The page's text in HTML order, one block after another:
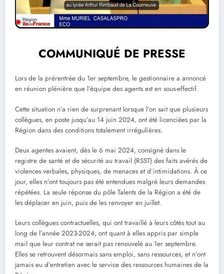
COMMUNIQUÉ DE PRESSE
Lors de la prérentrée du 1er septembre, le gestionnaire a annoncé
en réunion plénière que l’équipe des agents est en sous-effectif.
Cette situation n’a rien de surprenant lorsque l’on sait que plusieurs
collègues, en poste jusqu’au 14 juin 2024, ont été licenciées par la
Région dans des conditions totalement irrégulières.
Deux agentes avaient, dès le 6 mai 2024, consigné dans le
registre de santé et de sécurité au travail (RSST) des faits avérés de
violences verbales, physiques, de menaces et d’intimidations. À ce
jour, elles n’ont toujours pas été entendues malgré leurs demandes
répétées. La seule réponse du pôle Talents de la Région a été de
les déplacer en juin, puis de les renvoyer en juillet.
Leurs collègues contractuelles, qui ont travaillé à leurs côtés tout au
long de l’année 2023-2024, ont quant à elles appris par simple
mail que leur contrat ne serait pas renouvelé au 1er septembre.
Elles se retrouvent désormais sans emploi, sans ressources, et n’ont
jamais eu d’entretien avec le service des ressources humaines de la